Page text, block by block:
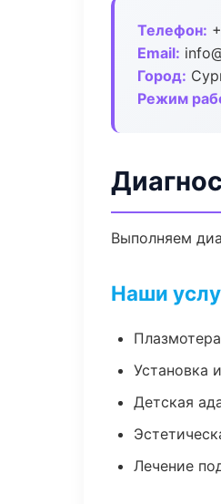
Телефон:
Email:
Город:
Режим
Выполняем
Наши
Установка
Детская
Лечение